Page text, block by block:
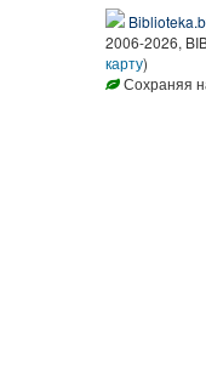
2006-2026,
карту)
Сохраняя